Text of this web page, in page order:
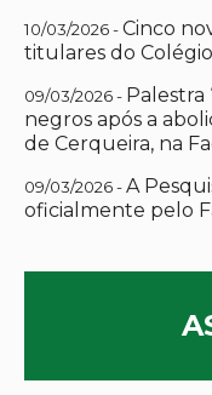
10/03/2026 -Cinco
titulares do
09/03/2026 - Palestra
negros após a
de Cerqueira, na
09/03/2026 -A
oficialmente pelo